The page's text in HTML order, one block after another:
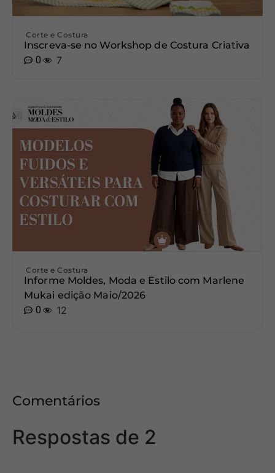
Corte e Costura
Inscreva-se no Workshop de Costura Criativa
0
7
Corte e Costura
Informe Moldes, Moda e Estilo com Marlene
Mukai edição Maio/2026
0
12
Comentários
Respostas de 2